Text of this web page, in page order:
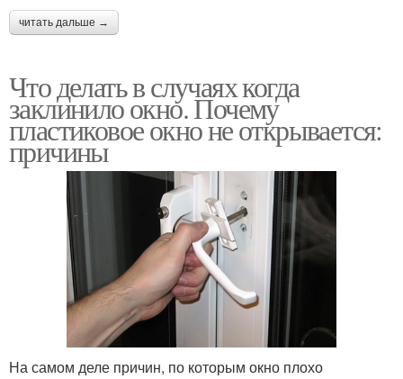
читать дальше →
Что делать в случаях когда
заклинило окно. Почему
пластиковое окно не открывается:
причины
На самом деле причин, по которым окно плохо